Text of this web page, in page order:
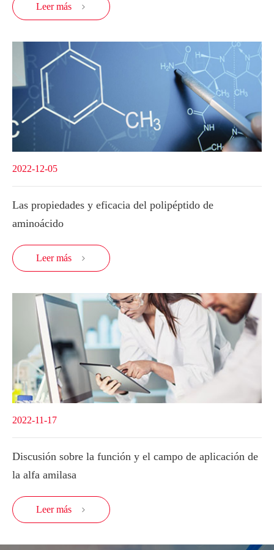
Leer más 
2022-12-05
Las propiedades y eficacia del polipéptido de
aminoácido
Leer más 
2022-11-17
Discusión sobre la función y el campo de aplicación de
la alfa amilasa
Leer más 